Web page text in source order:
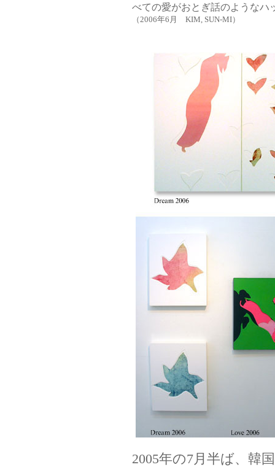
べての愛がおとぎ話のようなハ
（2006年6月 KIM, SUN-MI）
2005年の7月半ば、韓